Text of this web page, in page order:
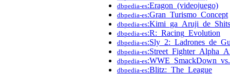
dbpedia-es:Eragon_(videojuego)
dbpedia-es:Gran_Turismo_Concept
dbpedia-es
dbpedia-es:R:_Racing_Evolution
dbpedia-es
dbpedia-es
dbpedia-es
dbpedia-es:Blitz:_The_League